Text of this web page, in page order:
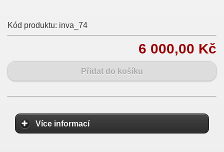
Kód produktu: inva_74
6 000,00 Kč
Přidat do košíku
Více informací